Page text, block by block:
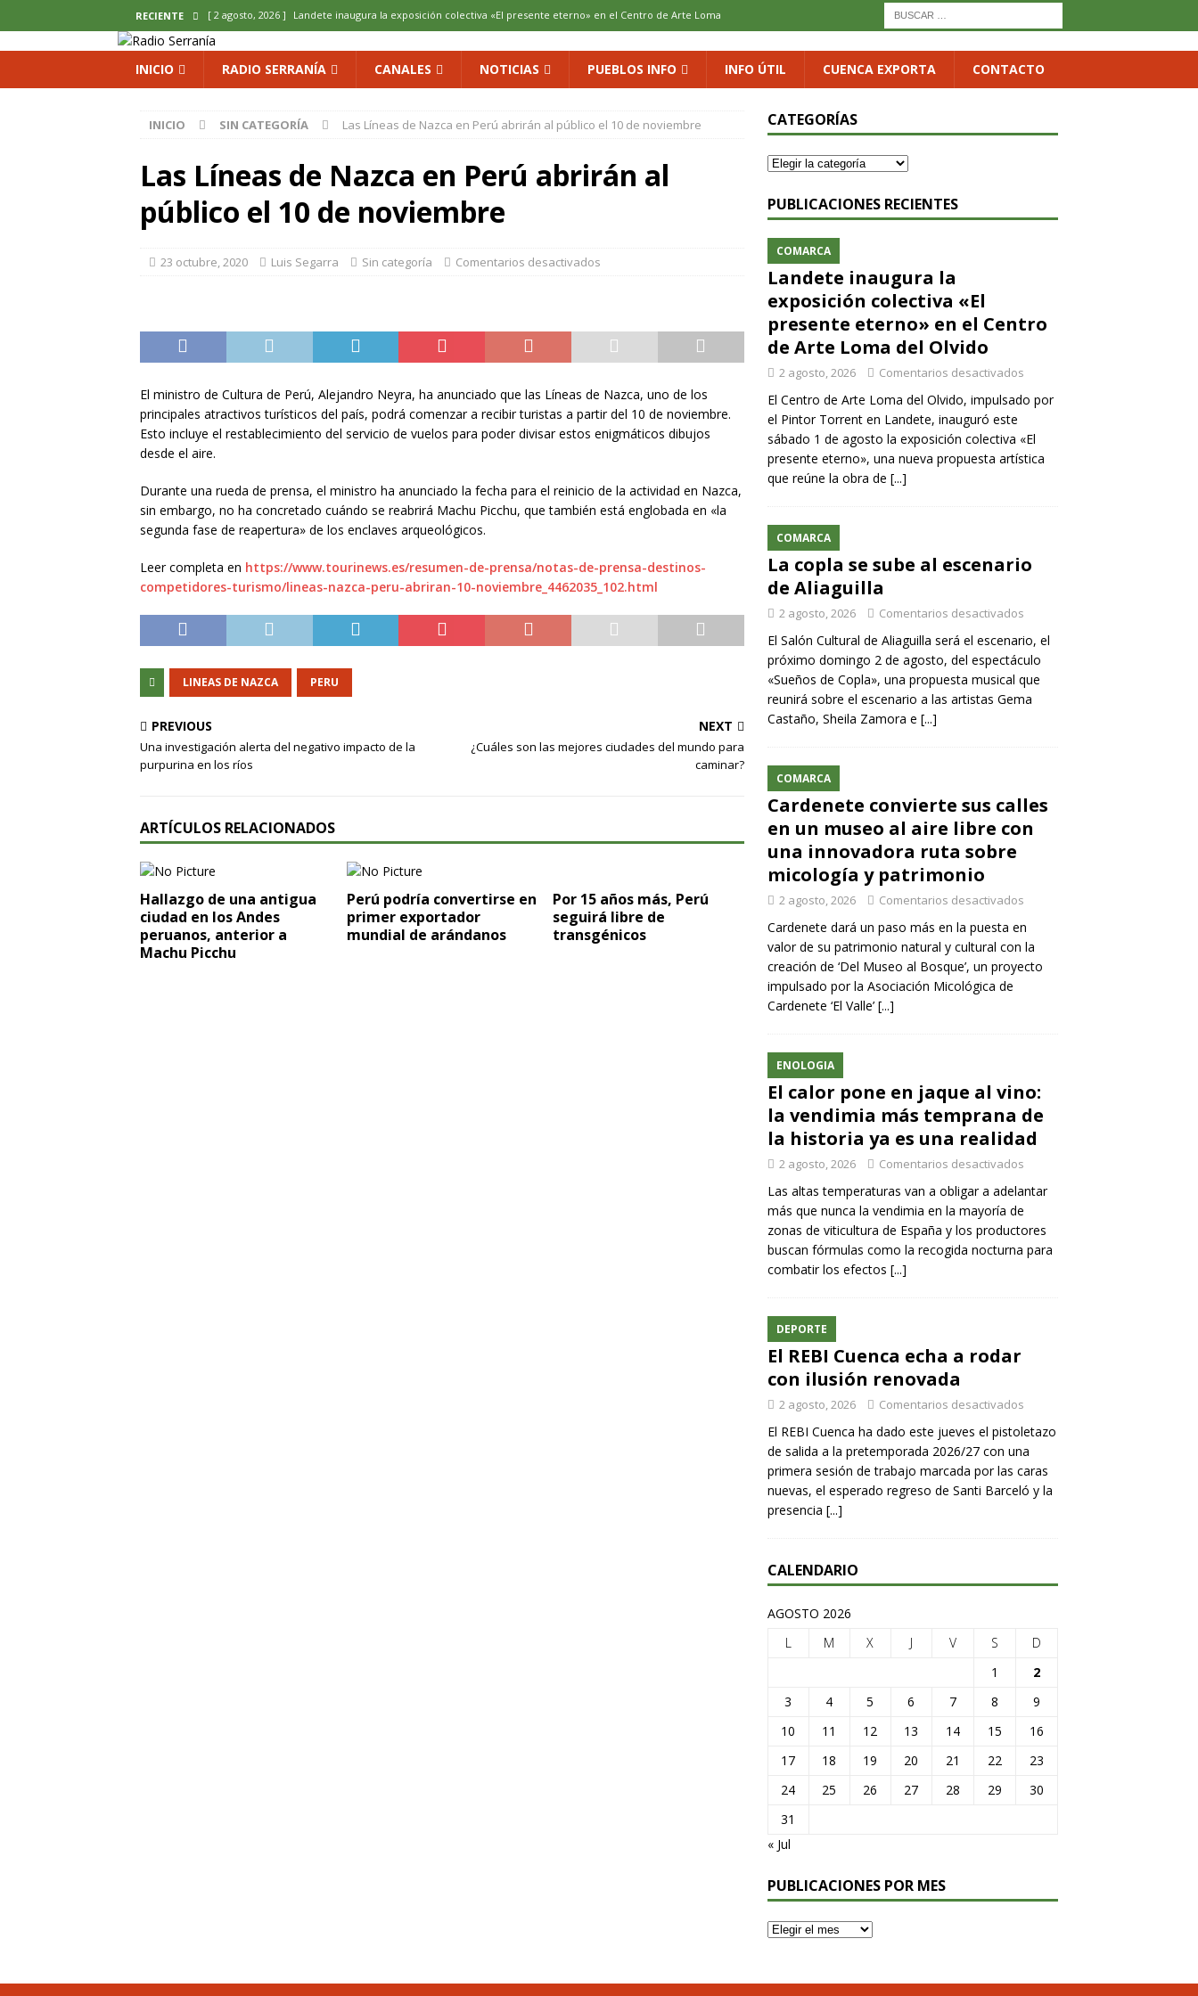
RECIENTE [ 2 agosto, 2026 ] Landete inaugura la exposición colectiva «El presente eterno» en el Centro de Arte Loma
del Olvido
[ 2 agosto, 2026 ] La copla se sube al escenario de Aliaguilla COMARCA
[ 2 agosto, 2026 ] El calor pone en jaque al vino: la vendimia más temprana de la historia ya es una realidad
[ 2 agosto, 2026 ] El REBI Cuenca echa a rodar con ilusión renovada
INICIO RADIO SERRANÍA CANALES NOTICIAS PUEBLOS INFO INFO ÚTIL CUENCA EXPORTA CONTACTO
INICIO SIN CATEGORÍA Las Líneas de Nazca en Perú abrirán al público el 10 de noviembre
Las Líneas de Nazca en Perú abrirán al
público el 10 de noviembre
23 octubre, 2020 Luis Segarra Sin categoría Comentarios desactivados
El ministro de Cultura de Perú, Alejandro Neyra, ha anunciado que las Líneas de Nazca, uno de los
principales atractivos turísticos del país, podrá comenzar a recibir turistas a partir del 10 de noviembre.
Esto incluye el restablecimiento del servicio de vuelos para poder divisar estos enigmáticos dibujos
desde el aire.
Durante una rueda de prensa, el ministro ha anunciado la fecha para el reinicio de la actividad en Nazca,
sin embargo, no ha concretado cuándo se reabrirá Machu Picchu, que también está englobada en «la
segunda fase de reapertura» de los enclaves arqueológicos.
Leer completa en https://www.tourinews.es/resumen-de-prensa/notas-de-prensa-destinos-
competidores-turismo/lineas-nazca-peru-abriran-10-noviembre_4462035_102.html
LINEAS DE NAZCA PERU
PREVIOUS
Una investigación alerta del negativo impacto de la
purpurina en los ríos
NEXT
¿Cuáles son las mejores ciudades del mundo para
caminar?
ARTÍCULOS RELACIONADOS
Hallazgo de una antigua
ciudad en los Andes
peruanos, anterior a
Machu Picchu
Perú podría convertirse en
primer exportador
mundial de arándanos
Por 15 años más, Perú
seguirá libre de
transgénicos
CATEGORÍAS
PUBLICACIONES RECIENTES
COMARCA
Landete inaugura la
exposición colectiva «El
presente eterno» en el Centro
de Arte Loma del Olvido
2 agosto, 2026 Comentarios desactivados
El Centro de Arte Loma del Olvido, impulsado por
el Pintor Torrent en Landete, inauguró este
sábado 1 de agosto la exposición colectiva «El
presente eterno», una nueva propuesta artística
que reúne la obra de [...]
COMARCA
La copla se sube al escenario
de Aliaguilla
2 agosto, 2026 Comentarios desactivados
El Salón Cultural de Aliaguilla será el escenario, el
próximo domingo 2 de agosto, del espectáculo
«Sueños de Copla», una propuesta musical que
reunirá sobre el escenario a las artistas Gema
Castaño, Sheila Zamora e [...]
COMARCA
Cardenete convierte sus calles
en un museo al aire libre con
una innovadora ruta sobre
micología y patrimonio
2 agosto, 2026 Comentarios desactivados
Cardenete dará un paso más en la puesta en
valor de su patrimonio natural y cultural con la
creación de ‘Del Museo al Bosque’, un proyecto
impulsado por la Asociación Micológica de
Cardenete ‘El Valle’ [...]
ENOLOGIA
El calor pone en jaque al vino:
la vendimia más temprana de
la historia ya es una realidad
2 agosto, 2026 Comentarios desactivados
Las altas temperaturas van a obligar a adelantar
más que nunca la vendimia en la mayoría de
zonas de viticultura de España y los productores
buscan fórmulas como la recogida nocturna para
combatir los efectos [...]
DEPORTE
El REBI Cuenca echa a rodar
con ilusión renovada
2 agosto, 2026 Comentarios desactivados
El REBI Cuenca ha dado este jueves el pistoletazo
de salida a la pretemporada 2026/27 con una
primera sesión de trabajo marcada por las caras
nuevas, el esperado regreso de Santi Barceló y la
presencia [...]
CALENDARIO
AGOSTO 2026
L
M X J V S
D
1
2
3
4 5 6 7 8
9
10
11 12 13 14 15
16
17
18 19 20 21 22
23
24
25 26 27 28 29
30
31
« Jul
PUBLICACIONES POR MES